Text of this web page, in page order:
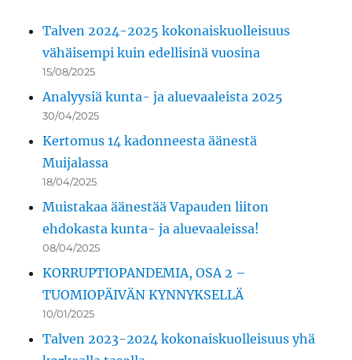
Talven 2024-2025 kokonaiskuolleisuus
vähäisempi kuin edellisinä vuosina
15/08/2025
Analyysiä kunta- ja aluevaaleista 2025
30/04/2025
Kertomus 14 kadonneesta äänestä
Muijalassa
18/04/2025
Muistakaa äänestää Vapauden liiton
ehdokasta kunta- ja aluevaaleissa!
08/04/2025
KORRUPTIOPANDEMIA, OSA 2 –
TUOMIOPÄIVÄN KYNNYKSELLÄ
10/01/2025
Talven 2023-2024 kokonaiskuolleisuus yhä